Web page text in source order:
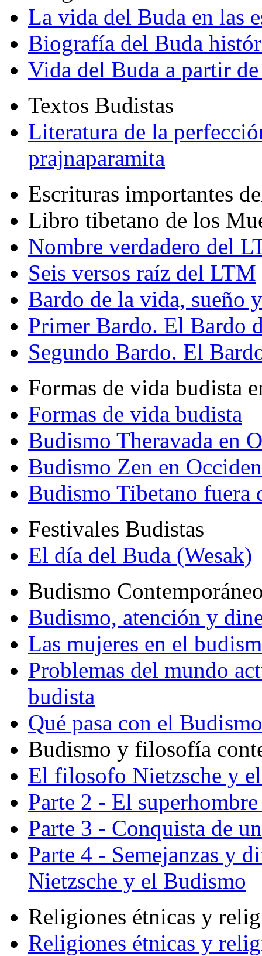
La vida del Buda en las
Biografía del Buda
Vida del Buda a partir de
Textos Budistas
Literatura de la
prajnaparamita
Escrituras importantes
Libro tibetano de los
Nombre verdadero del
Seis versos raíz del LTM
Bardo de la vida, sueño
Primer Bardo. El Bardo
Segundo Bardo. El
Formas de vida budista
Formas de vida budista
Budismo Theravada en
Budismo Zen en
Budismo Tibetano fuera
Festivales Budistas
El día del Buda (Wesak)
Budismo
Budismo, atención y
Las mujeres en el
Problemas del mundo
budista
Qué pasa con el
Budismo y filosofía
El filosofo Nietzsche y
Parte 2 - El
Parte 3 - Conquista de
Parte 4 - Semejanzas y
Nietzsche y el Budismo
Religiones étnicas y
Religiones étnicas y